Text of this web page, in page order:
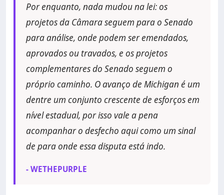
Por enquanto, nada mudou na lei: os
projetos da Câmara seguem para o Senado
para análise, onde podem ser emendados,
aprovados ou travados, e os projetos
complementares do Senado seguem o
próprio caminho. O avanço de Michigan é um
dentre um conjunto crescente de esforços em
nível estadual, por isso vale a pena
acompanhar o desfecho aqui como um sinal
de para onde essa disputa está indo.
- WETHEPURPLE